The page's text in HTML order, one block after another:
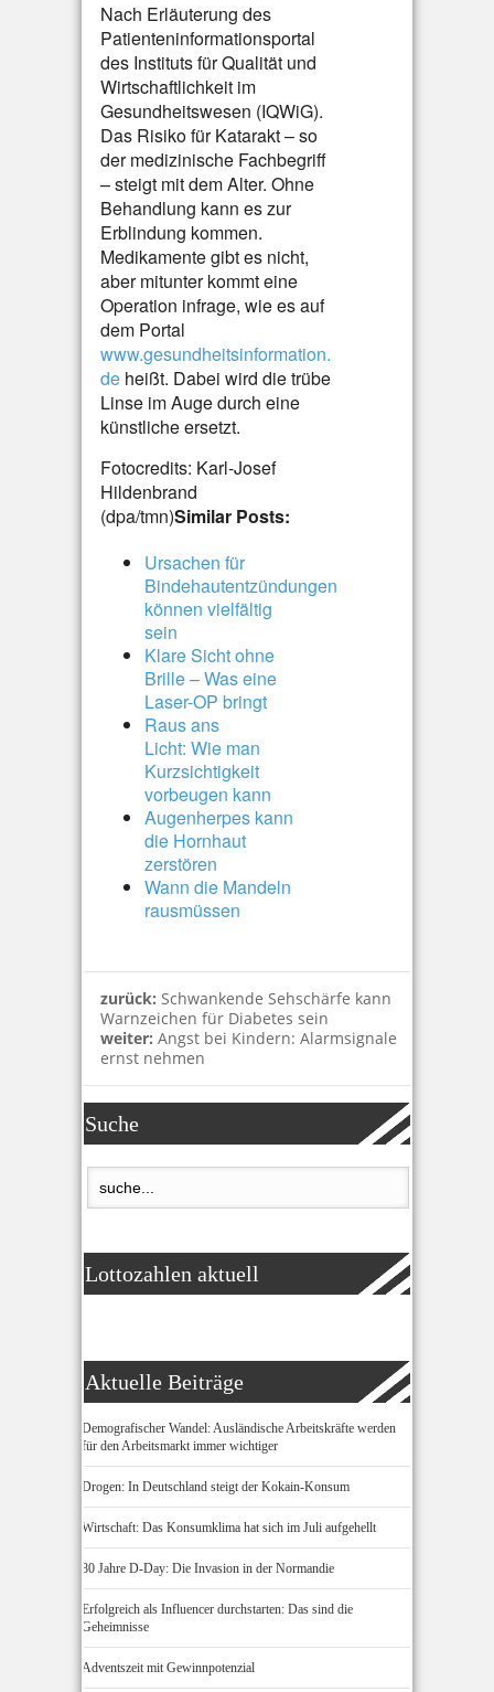
Nach Erläuterung des
Patienteninformationsportal
des Instituts für Qualität und
Wirtschaftlichkeit im
Gesundheitswesen (IQWiG).
Das Risiko für Katarakt – so
der medizinische Fachbegriff
– steigt mit dem Alter. Ohne
Behandlung kann es zur
Erblindung kommen.
Medikamente gibt es nicht,
aber mitunter kommt eine
Operation infrage, wie es auf
dem Portal
www.gesundheitsinformation.
de heißt. Dabei wird die trübe
Linse im Auge durch eine
künstliche ersetzt.
Fotocredits: Karl-Josef
Hildenbrand
(dpa/tmn)Similar Posts:
Ursachen für
Bindehautentzündungen
können vielfältig
sein
Klare Sicht ohne
Brille – Was eine
Laser-OP bringt
Raus ans
Licht: Wie man
Kurzsichtigkeit
vorbeugen kann
Augenherpes kann
die Hornhaut
zerstören
Wann die Mandeln
rausmüssen
zurück: Schwankende Sehschärfe kann
Warnzeichen für Diabetes sein
weiter: Angst bei Kindern: Alarmsignale
ernst nehmen
Suche
Lottozahlen aktuell
Aktuelle Beiträge
Demografischer Wandel: Ausländische Arbeitskräfte werden
für den Arbeitsmarkt immer wichtiger
Drogen: In Deutschland steigt der Kokain-Konsum
Wirtschaft: Das Konsumklima hat sich im Juli aufgehellt
80 Jahre D-Day: Die Invasion in der Normandie
Erfolgreich als Influencer durchstarten: Das sind die
Geheimnisse
Adventszeit mit Gewinnpotenzial